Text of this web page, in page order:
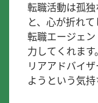
転職活動は孤
と、心が折れ
転職エージェ
力してくれま
リアアドバイ
ようという気持